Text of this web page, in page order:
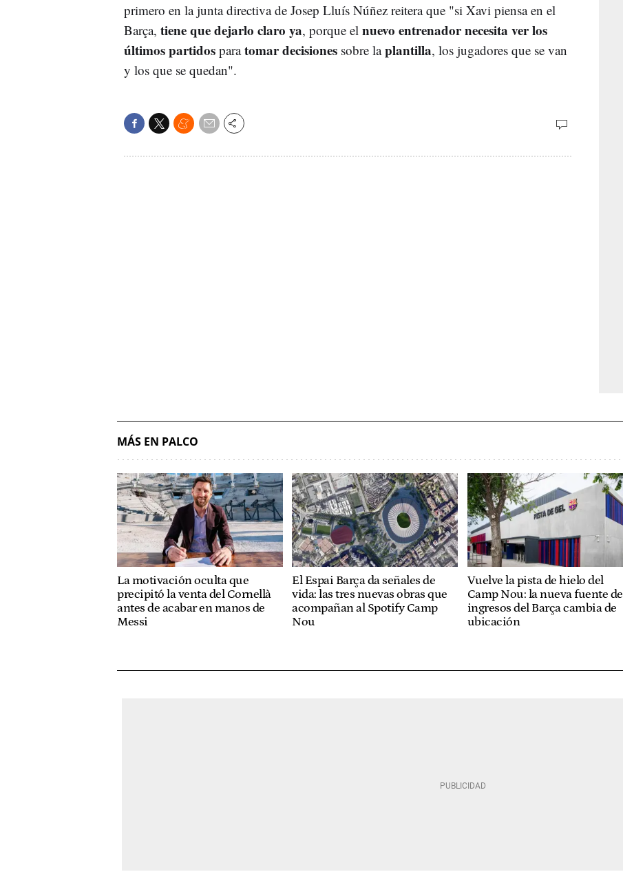
primero en la junta directiva de Josep Lluís Núñez reitera que "si Xavi piensa en el
Barça, tiene que dejarlo claro ya, porque el nuevo entrenador necesita ver los
últimos partidos paratomar decisiones sobre laplantilla, los jugadores que se van
y los que se quedan".
MÁS EN PALCO
La motivación oculta que
precipitó la venta del Cornellà
antes de acabar en manos de
Messi
El Espai Barça da señales de
vida: las tres nuevas obras que
acompañan al Spotify Camp
Nou
Vuelve la pista de hielo del
Camp Nou: la nueva fuente de
ingresos del Barça cambia de
ubicación